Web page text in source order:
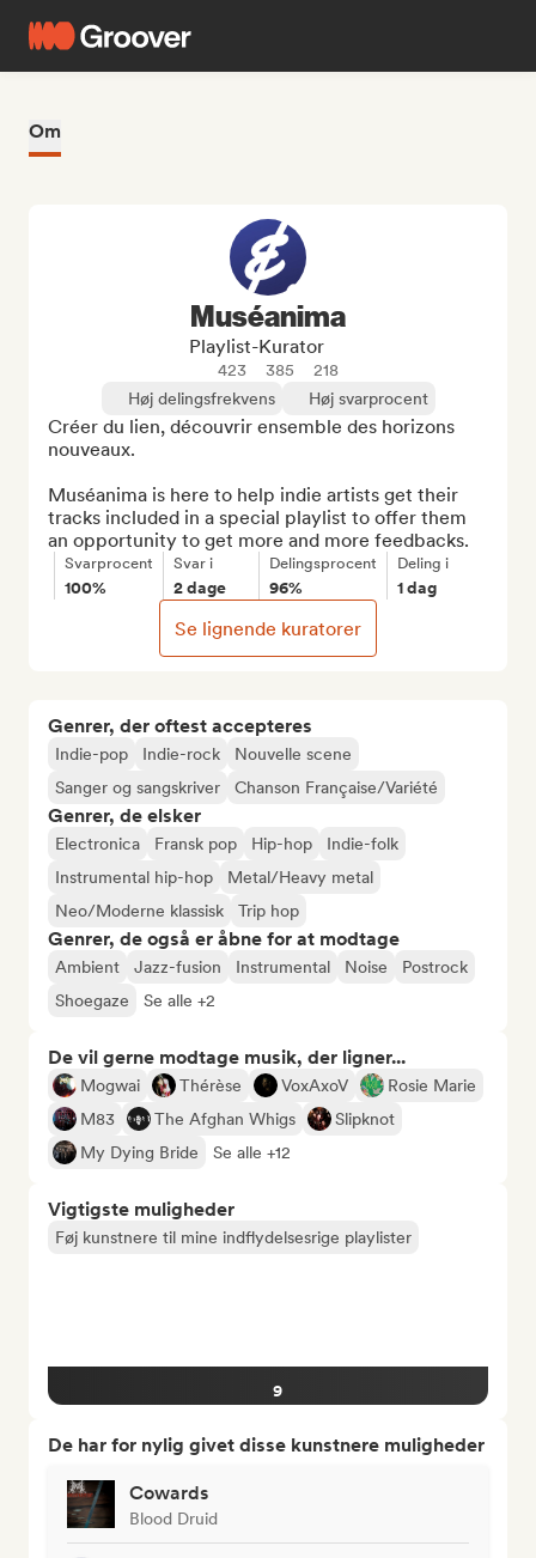
Om
Genrer, der oftest accepteres
Indie-pop Indie-rock
Nouvelle scene
Sanger og sangskriver
Chanson Française/Variété
Genrer, de elsker
Electronica Fransk pop Hip-hop
Indie-folk
Instrumental hip-hop
Metal/Heavy metal
Neo/Moderne klassisk
Trip hop
Genrer, de også er åbne for at modtage
Ambient Jazz-fusion Instrumental Noise
Postrock
Shoegaze
Se alle +2
De vil gerne modtage musik, der ligner...
Mogwai Thérèse VoxAxoV
Rosie Marie
M83
The Afghan Whigs
Slipknot
My Dying Bride
Se alle +12
Vigtigste muligheder
Føj kunstnere til mine indflydelsesrige playlister
9
De har for nylig givet disse kunstnere muligheder
Cowards
Blood Druid
Muséanima
Playlist-Kurator
423 385
218
Høj delingsfrekvens
Høj svarprocent
Créer du lien, découvrir ensemble des horizons
nouveaux.
Muséanima is here to help indie artists get their
tracks included in a special playlist to offer them
an opportunity to get more and more feedbacks.
Svarprocent
100%
Svar i
2 dage
Delingsprocent
96%
Deling i
1 dag
Se lignende kuratorer